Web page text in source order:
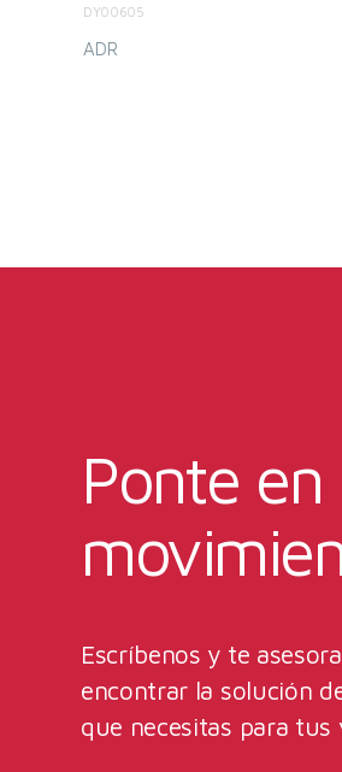
DY00605
ADR
Ponte en
Escríbenos y te
encontrar la solución
que necesitas para tus